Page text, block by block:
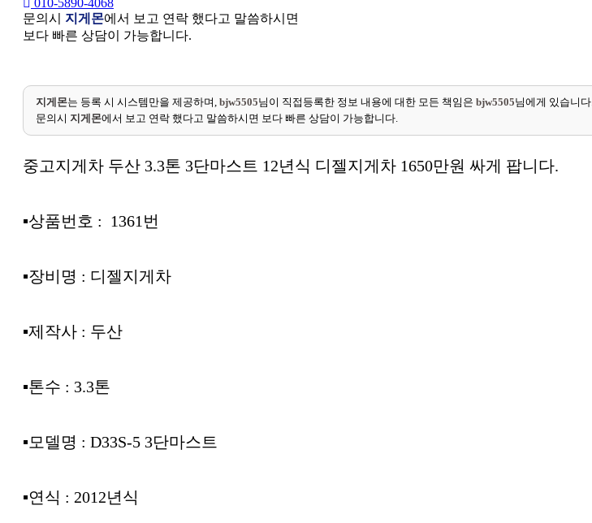
문의시 지게몬에서 보고 연락 했다고 말씀하시면
보다 빠른 상담이 가능합니다.
지게몬는 등록 시 시스템만을 제공하며, bjw5505님이 직접등록한 정보 내용에 대한 모든 책임은 bjw5505님에게 있습니다.
문의시 지게몬에서 보고 연락 했다고 말씀하시면 보다 빠른 상담이 가능합니다.
중고지게차 두산 3.3톤 3단마스트 12년식 디젤지게차 1650만원 싸게 팝니다.
▪︎상품번호 : 1361번
▪︎장비명 : 디젤지게차
▪︎제작사 : 두산
▪︎톤수 : 3.3톤
▪︎모델명 : D33S-5 3단마스트
▪︎연식 : 2012년식